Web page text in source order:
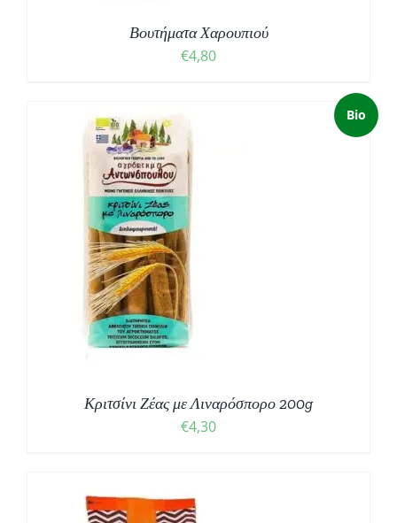
Βουτήματα Χαρουπιού
€4,80
Bio
Κριτσίνι Ζέας με Λιναρόσπορο 200g
€4,30